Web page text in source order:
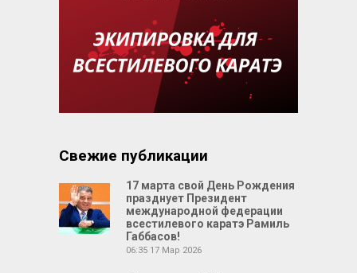
Свежие публикации
17 марта свой День Рождения
празднует Президент
международной федерации
всестилевого каратэ Рамиль
Габбасов!
06:35 17 Мар 2026